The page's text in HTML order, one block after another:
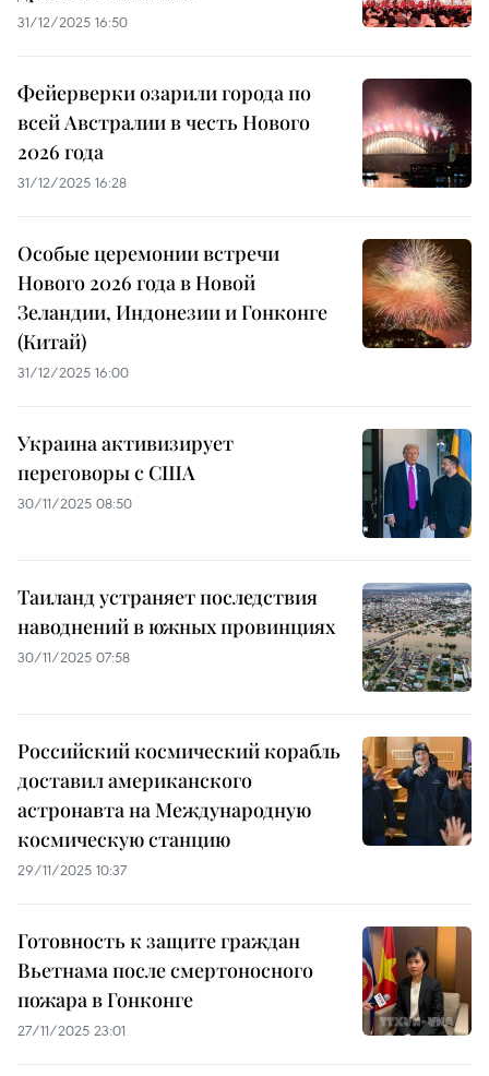
31/12/2025 16:50
Фейерверки озарили города по
всей Австралии в честь Нового
2026 года
31/12/2025 16:28
Особые церемонии встречи
Нового 2026 года в Новой
Зеландии, Индонезии и Гонконге
(Китай)
31/12/2025 16:00
Украина активизирует
переговоры с США
30/11/2025 08:50
Таиланд устраняет последствия
наводнений в южных провинциях
30/11/2025 07:58
Российский космический корабль
доставил американского
астронавта на Международную
космическую станцию
29/11/2025 10:37
Готовность к защите граждан
Вьетнама после смертоносного
пожара в Гонконге
27/11/2025 23:01